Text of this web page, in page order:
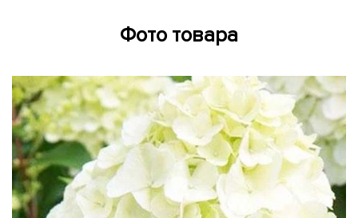
Фото товара